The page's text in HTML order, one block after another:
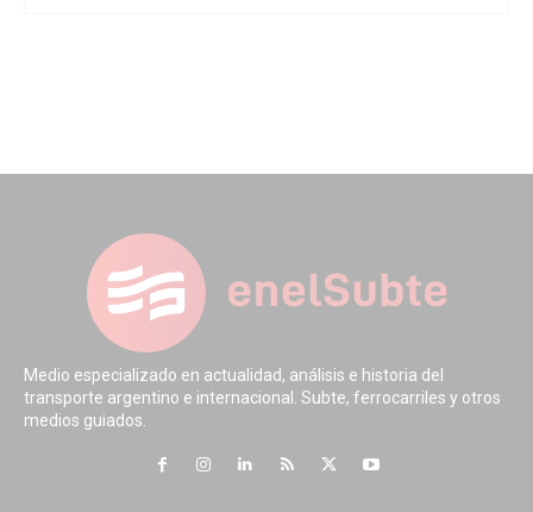
Medio especializado en actualidad, análisis e historia del
transporte argentino e internacional. Subte, ferrocarriles y otros
medios guiados.